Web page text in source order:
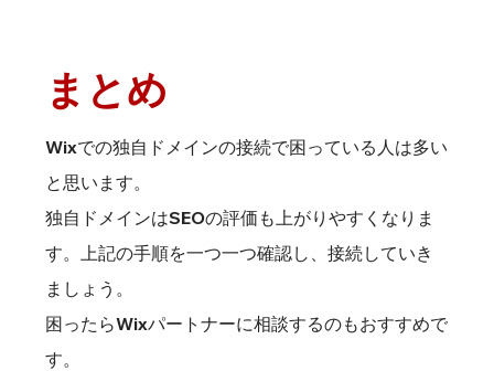
まとめ
Wixでの独自ドメインの接続で困っている人は多い
と思います。
独自ドメインはSEOの評価も上がりやすくなりま
す。上記の手順を一つ一つ確認し、接続していき
ましょう。
困ったらWixパートナーに相談するのもおすすめで
す。